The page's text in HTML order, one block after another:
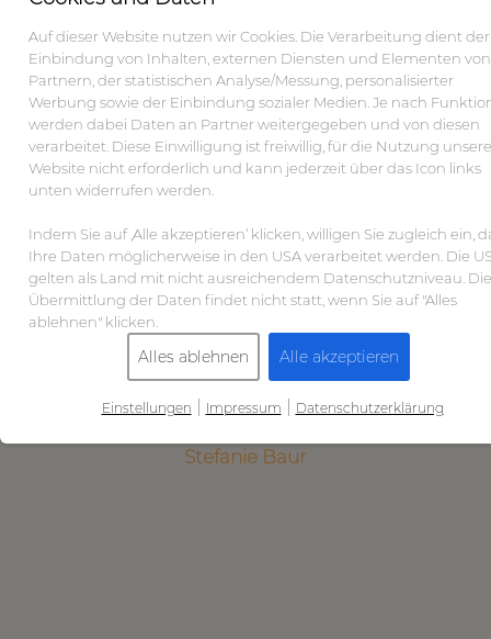
Stefanie Baur
Auf dieser Website nutzen wir Cookies. Die Verarbeitung dient der
Einbindung von Inhalten, externen Diensten und Elementen von
Partnern, der statistischen Analyse/Messung, personalisierter
Werbung sowie der Einbindung sozialer Medien. Je nach
werden dabei Daten an Partner weitergegeben und von diesen
verarbeitet. Diese Einwilligung ist freiwillig, für die Nutzung
Website nicht erforderlich und kann jederzeit über das Icon links
unten widerrufen werden.
Indem Sie auf ‚Alle akzeptieren‘ klicken, willigen Sie zugleich ein,
Ihre Daten möglicherweise in den USA verarbeitet werden. Die
gelten als Land mit nicht ausreichendem Datenschutzniveau. Die
Übermittlung der Daten findet nicht statt, wenn Sie auf "Alles
ablehnen" klicken.
Alles ablehnen Alle akzeptieren
Einstellungen | Impressum | Datenschutzerklärung